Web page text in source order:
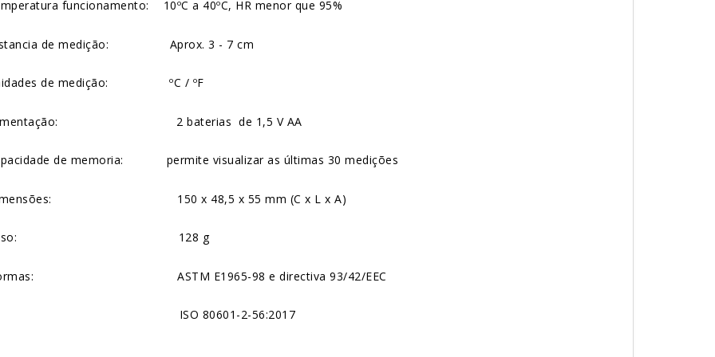
funcionamento: 10ºC a 40ºC, HR menor que 95%
de medição: Aprox. 3 - 7 cm
de medição: ºC / ºF
2 baterias de 1,5 V AA
de memoria: permite visualizar as últimas 30 medições
150 x 48,5 x 55 mm (C x L x A)
Peso: 128 g
ASTM E1965-98 e directiva 93/42/EEC
80601-2-56:2017